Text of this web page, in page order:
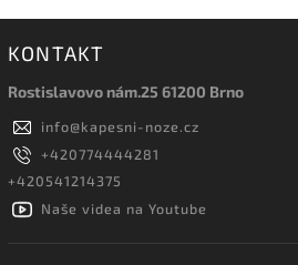
KONTAKT
Rostislavovo nám.25 61200 Brno
info@kapesni-noze.cz
+420774444281
+420541214375
Naše videa na Youtube